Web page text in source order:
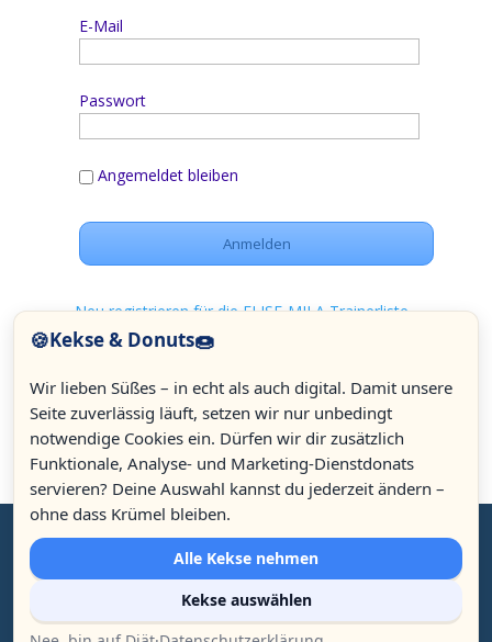
E-Mail
Passwort
Angemeldet bleiben
Neu registrieren für die ELISE-MILA Trainerliste
Passwort vergessen
© Celeson seit 2007 | Isabelle Adamea Thuillard & André
Nama'Him Meyr | Ludwigsplatz 16, D - 83022 Rosenheim | +49
12.92k
3.80k
🍪Kekse & Donuts🍩
Wir lieben Süßes – in echt als auch digital. Damit unsere
Seite zuverlässig läuft, setzen wir nur unbedingt
notwendige Cookies ein. Dürfen wir dir zusätzlich
Funktionale, Analyse- und Marketing-Dienstdonats
servieren? Deine Auswahl kannst du jederzeit ändern –
ohne dass Krümel bleiben.
Alle Kekse nehmen
Kekse auswählen